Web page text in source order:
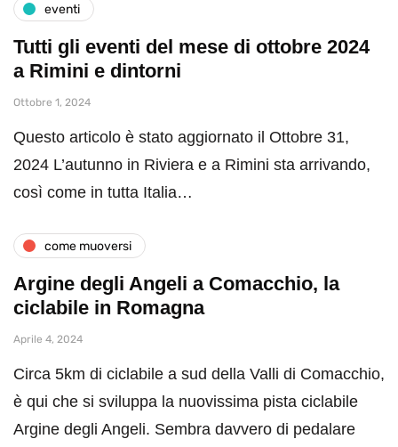
eventi
Tutti gli eventi del mese di ottobre 2024
a Rimini e dintorni
Ottobre 1, 2024
Questo articolo è stato aggiornato il Ottobre 31,
2024 L’autunno in Riviera e a Rimini sta arrivando,
così come in tutta Italia…
come muoversi
Argine degli Angeli a Comacchio, la
ciclabile in Romagna
Aprile 4, 2024
Circa 5km di ciclabile a sud della Valli di Comacchio,
è qui che si sviluppa la nuovissima pista ciclabile
Argine degli Angeli. Sembra davvero di pedalare